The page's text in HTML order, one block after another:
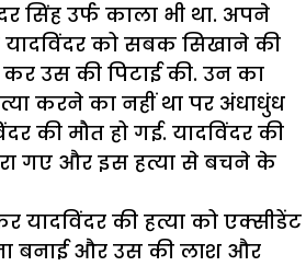
सिंह उर्फ काला भी था. अपने
को सबक सिखाने की
उस की पिटाई की. उन का
करने का नहीं था पर अंधाधुंध
की मौत हो गई. यादविंदर की
गए और इस हत्या से बचने के
यादविंदर की हत्या को एक्सीडेंट
बनाई और उस की लाश और